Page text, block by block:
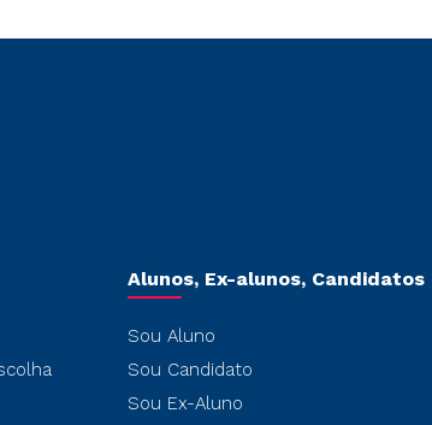
Alunos, Ex-alunos, Candidatos
Sou Aluno
Sou Candidato
Sou Ex-Aluno